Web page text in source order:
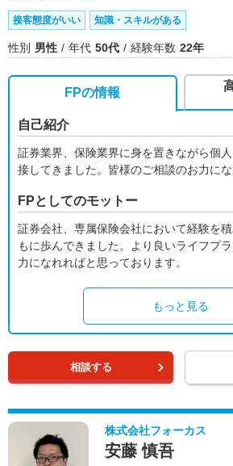
接客態度がいい 知識・スキルがある
性別 男性 年代 50代 経験年数 22年
FPの情報
自己紹介
証券業界、保険業界に身を置きながら個
接してきました。皆様のご相談のお力にな
FPとしてのモットー
証券会社、専属保険会社において経験を
もに歩んできました。より良いライフプ
力になれればと思っております。
もっと見る
相談する
株式会社フォーカス
安藤 慎吾